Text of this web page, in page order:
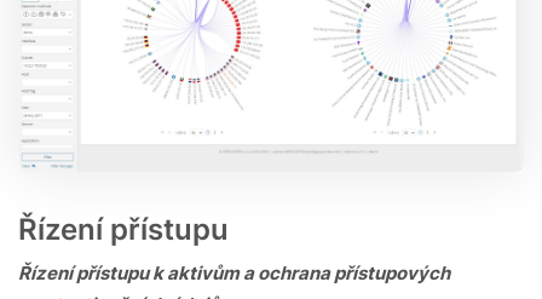
Řízení přístupu
Řízení přístupu k aktivům a ochrana přístupových